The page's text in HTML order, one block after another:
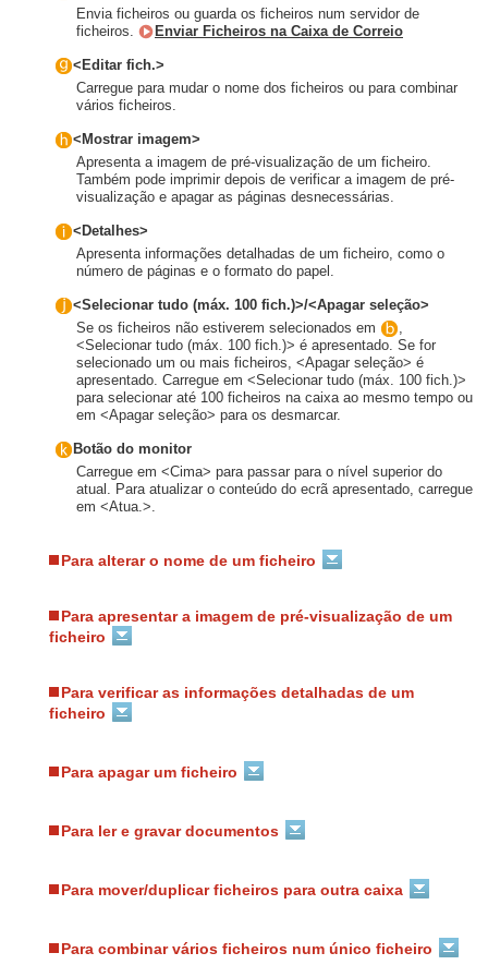
Envia ficheiros ou guarda os ficheiros num servidor de
ficheiros.
Enviar Ficheiros na Caixa de Correio
<Editar fich.>
Carregue para mudar o nome dos ficheiros ou para combinar
vários ficheiros.
<Mostrar imagem>
Apresenta a imagem de pré-visualização de um ficheiro.
Também pode imprimir depois de verificar a imagem de pré-
visualização e apagar as páginas desnecessárias.
<Detalhes>
Apresenta informações detalhadas de um ficheiro, como o
número de páginas e o formato do papel.
<Selecionar tudo (máx. 100 fich.)>/<Apagar seleção>
Se os ficheiros não estiverem selecionados em
,
<Selecionar tudo (máx. 100 fich.)> é apresentado. Se for
selecionado um ou mais ficheiros, <Apagar seleção> é
apresentado. Carregue em <Selecionar tudo (máx. 100 fich.)>
para selecionar até 100 ficheiros na caixa ao mesmo tempo ou
em <Apagar seleção> para os desmarcar.
Botão do monitor
Carregue em <Cima> para passar para o nível superior do
atual. Para atualizar o conteúdo do ecrã apresentado, carregue
em <Atua.>.
Para alterar o nome de um ficheiro
Para apresentar a imagem de pré-visualização de um
ficheiro
Para verificar as informações detalhadas de um
ficheiro
Para apagar um ficheiro
Para ler e gravar documentos
Para mover/duplicar ficheiros para outra caixa
Para combinar vários ficheiros num único ficheiro